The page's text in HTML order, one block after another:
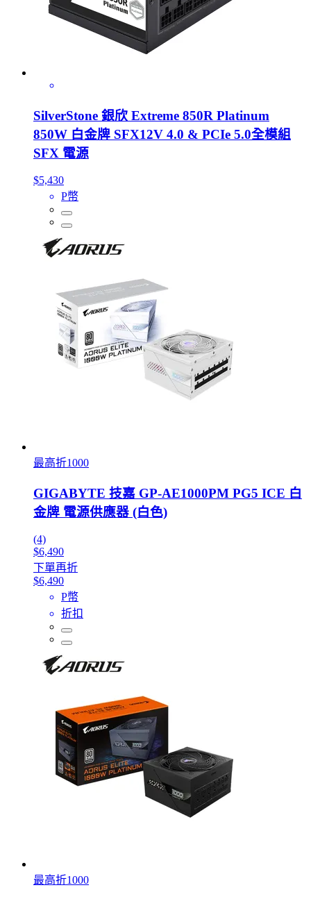
SilverStone 銀欣 Extreme 850R Platinum
850W 白金牌 SFX12V 4.0 & PCIe 5.0全模組
SFX 電源
$5,430
P幣
最高折1000
GIGABYTE 技嘉 GP-AE1000PM PG5 ICE 白
金牌 電源供應器 (白色)
(4)
$6,490
下單再折
$6,490
P幣
折扣
最高折1000